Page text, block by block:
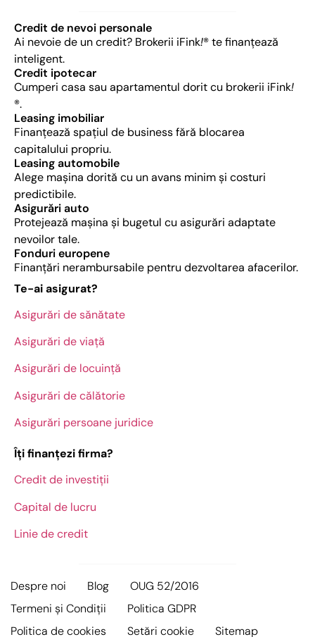
Credit de nevoi personale
Ai nevoie de un credit? Brokerii iFink!® te finanțează
inteligent.
Credit ipotecar​
Cumperi casa sau apartamentul dorit cu brokerii iFink!
®.
​Leasing imobiliar
Finanțează spațiul de business fără blocarea
capitalului propriu.
​Leasing automobile
Alege mașina dorită cu un avans minim și costuri
predictibile.
Asigurări auto
Protejează mașina și bugetul cu asigurări adaptate
nevoilor tale.
Fonduri europene
Finanțări nerambursabile pentru dezvoltarea afacerilor.
Te-ai asigurat?
Asigurări de sănătate
Asigurări de viață
Asigurări de locuință
Asigurări de călătorie
Asigurări persoane juridice
Îți finanțezi firma?
Credit de investiții
Capital de lucru
Linie de credit
Despre noi Blog
OUG 52/2016
Termeni și Condiții
Politica GDPR
Politica de cookies
Setări cookie Sitemap